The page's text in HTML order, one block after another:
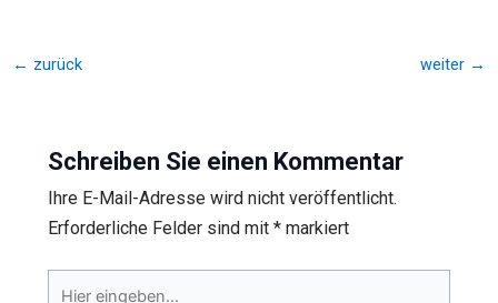
← zurück weiter →
Schreiben Sie einen Kommentar
Ihre E-Mail-Adresse wird nicht veröffentlicht.
Erforderliche Felder sind mit *markiert